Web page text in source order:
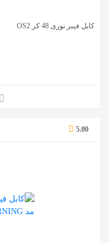
کابل فیبر نوری 48 کر OS2
5.00